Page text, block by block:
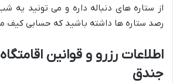
از ستاره های دنباله داره و می تونید یه
رصد ستاره ها داشته باشید که حسابی کیف
اطلاعات رزرو و قوانین
جندق